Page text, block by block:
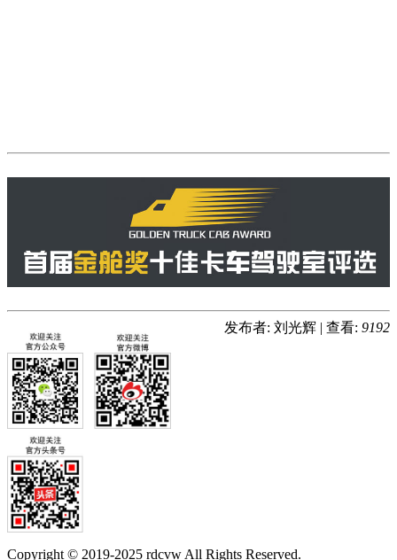
发布者: 刘光辉 | 查看: 9192
Copyright © 2019-2025 rdcvw All Rights Reserved.